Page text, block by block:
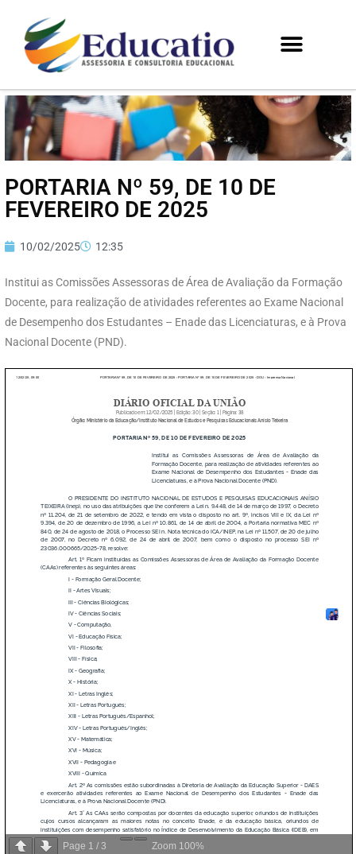
PORTARIA Nº 59, DE 10 DE
FEVEREIRO DE 2025
10/02/2025 12:35
Institui as Comissões Assessoras de Área de Avaliação da Formação
Docente, para realização de atividades referentes ao Exame Nacional
de Desempenho dos Estudantes – Enade das Licenciaturas, e à Prova
Nacional Docente (PND).
Page 1 / 3 Zoom 100%